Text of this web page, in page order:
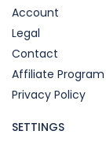
Account
Legal
Contact
Affiliate Program
Privacy Policy
SETTINGS